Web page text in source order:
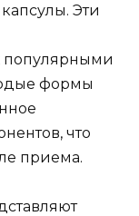
Эти
популярными
формы
что
приема.